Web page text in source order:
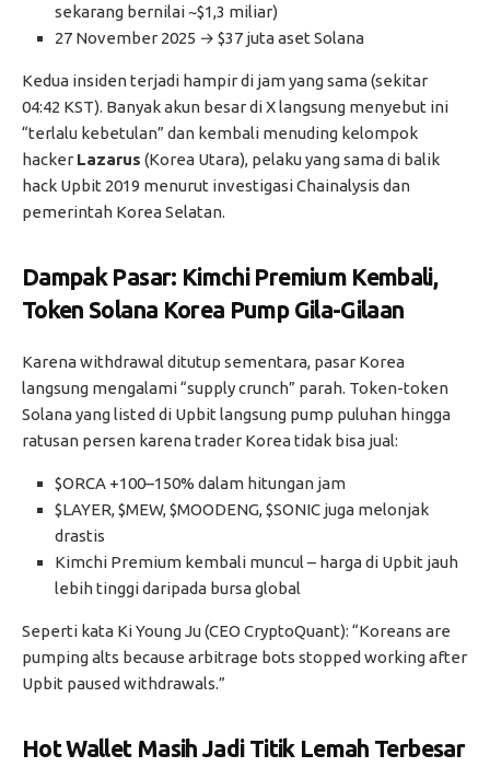
sekarang bernilai ~$1,3 miliar)
27 November 2025 → $37 juta aset Solana
Kedua insiden terjadi hampir di jam yang sama (sekitar
04:42 KST). Banyak akun besar di X langsung menyebut ini
“terlalu kebetulan” dan kembali menuding kelompok
hacker Lazarus (Korea Utara), pelaku yang sama di balik
hack Upbit 2019 menurut investigasi Chainalysis dan
pemerintah Korea Selatan.
Dampak Pasar: Kimchi Premium Kembali,
Token Solana Korea Pump Gila-Gilaan
Karena withdrawal ditutup sementara, pasar Korea
langsung mengalami “supply crunch” parah. Token-token
Solana yang listed di Upbit langsung pump puluhan hingga
ratusan persen karena trader Korea tidak bisa jual:
$ORCA +100–150% dalam hitungan jam
$LAYER, $MEW, $MOODENG, $SONIC juga melonjak
drastis
Kimchi Premium kembali muncul – harga di Upbit jauh
lebih tinggi daripada bursa global
Seperti kata Ki Young Ju (CEO CryptoQuant): “Koreans are
pumping alts because arbitrage bots stopped working after
Upbit paused withdrawals.”
Hot Wallet Masih Jadi Titik Lemah Terbesar